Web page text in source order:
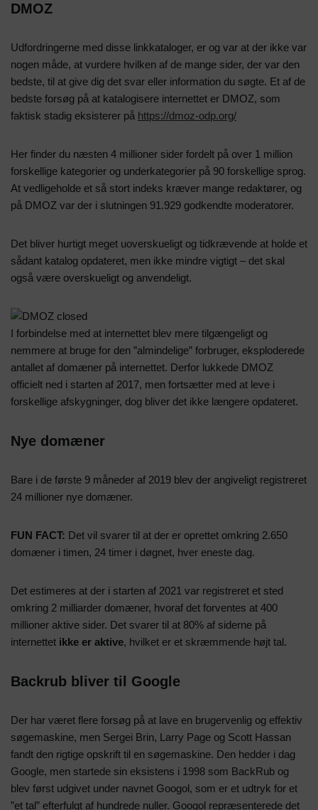
DMOZ
Udfordringerne med disse linkkataloger, er og var at der ikke var
nogen måde, at vurdere hvilken af de mange sider, der var den
bedste, til at give dig det svar eller information du søgte. Et af de
bedste forsøg på at katalogisere internettet er DMOZ, som
faktisk stadig eksisterer på https://dmoz-odp.org/
Her finder du næsten 4 millioner sider fordelt på over 1 million
forskellige kategorier og underkategorier på 90 forskellige sprog.
At vedligeholde et så stort indeks kræver mange redaktører, og
på DMOZ var der i slutningen 91.929 godkendte moderatorer.
Det bliver hurtigt meget uoverskueligt og tidkrævende at holde et
sådant katalog opdateret, men ikke mindre vigtigt – det skal
også være overskueligt og anvendeligt.
I forbindelse med at internettet blev mere tilgængeligt og
nemmere at bruge for den ”almindelige” forbruger, eksploderede
antallet af domæner på internettet. Derfor lukkede DMOZ
officielt ned i starten af 2017, men fortsætter med at leve i
forskellige afskygninger, dog bliver det ikke længere opdateret.
Nye domæner
Bare i de første 9 måneder af 2019 blev der angiveligt registreret
24 millioner nye domæner.
FUN FACT: Det vil svarer til at der er oprettet omkring 2.650
domæner i timen, 24 timer i døgnet, hver eneste dag.
Det estimeres at der i starten af 2021 var registreret et sted
omkring 2 milliarder domæner, hvoraf det forventes at 400
millioner aktive sider. Det svarer til at 80% af siderne på
internettet ikke er aktive, hvilket er et skræmmende højt tal.
Backrub bliver til Google
Der har været flere forsøg på at lave en brugervenlig og effektiv
søgemaskine, men Sergei Brin, Larry Page og Scott Hassan
fandt den rigtige opskrift til en søgemaskine. Den hedder i dag
Google, men startede sin eksistens i 1998 som BackRub og
blev først udgivet under navnet Googol, som er et udtryk for et
”et tal” efterfulgt af hundrede nuller. Googol repræsenterede det